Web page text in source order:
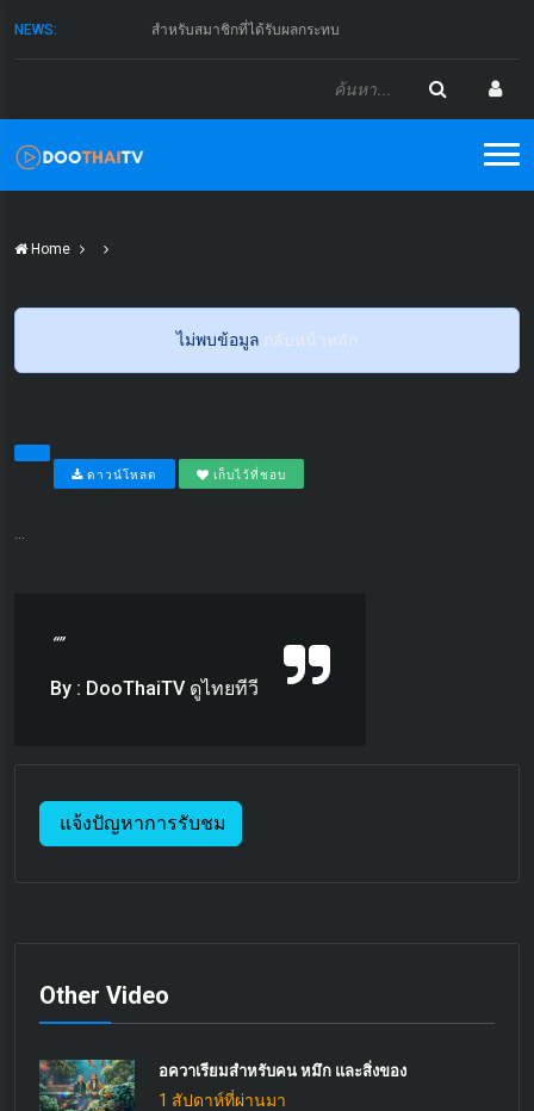
NEWS: สำหรับสมาชิกที่ได้รับผลกระทบ
Home
ไม่พบข้อมูล กลับหน้าหลัก
ดาวน์โหลด เก็บไว้ที่ชอบ
“”
By : DooThaiTV ดูไทยทีวี
แจ้งปัญหาการรับชม
Other Video
อควาเรียมสำหรับคน หมึก และสิ่งของ
1 สัปดาห์ที่ผ่านมา